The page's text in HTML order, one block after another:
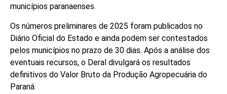
municípios paranaenses.
Os números preliminares de 2025 foram publicados no
Diário Oficial do Estado e ainda podem ser contestados
pelos municípios no prazo de 30 dias. Após a análise dos
eventuais recursos, o Deral divulgará os resultados
definitivos do Valor Bruto da Produção Agropecuária do
Paraná.